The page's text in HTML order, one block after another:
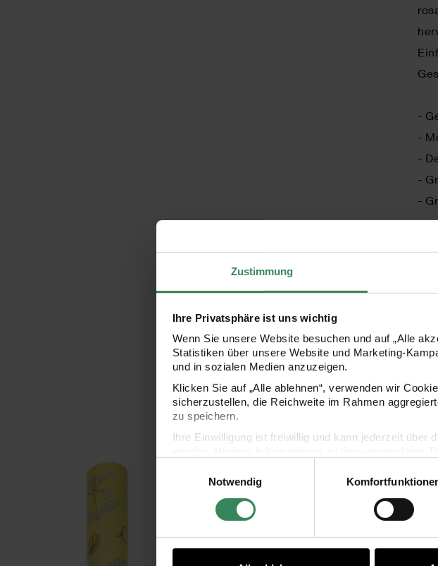
Zustimmung
Ihre Privatsphäre ist uns wichtig
Wenn Sie unsere Website besuchen und auf „Alle
Statistiken über unsere Website und Marketing-
und in sozialen Medien anzuzeigen.
Klicken Sie auf „Alle ablehnen“, verwenden wir
sicherzustellen, die Reichweite im Rahmen
zu speichern.
Ihre Einwilligung ist freiwillig und kann jederzeit über
Impressum
Datenschutz Vertrag widerrufen
Notwendig
-
-
-
-
-
Geschenkpapier Blumen Gelb